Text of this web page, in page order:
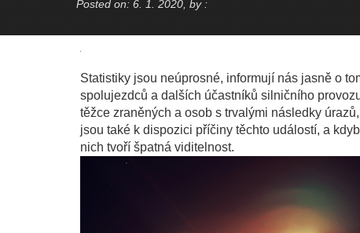
Posted on: 6. 1. 2020, by :
Statistiky jsou neúprosné, informují nás jasně o
spolujezdců a dalších účastníků silničního
těžce zraněných a osob s trvalými následky
jsou také k dispozici příčiny těchto událostí, a
nich tvoří špatná viditelnost.